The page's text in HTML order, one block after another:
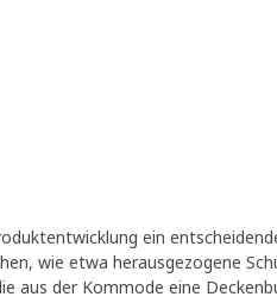
ein
wie etwa herausgezogene
aus der Kommode eine